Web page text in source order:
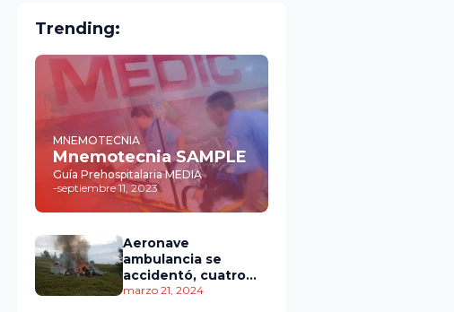
Trending:
MNEMOTECNIA
Mnemotecnia SAMPLE
Guía Prehospitalaria MEDIA
-septiembre 11, 2023
Aeronave
ambulancia se
accidentó, cuatro
personas murieron
marzo 21, 2024